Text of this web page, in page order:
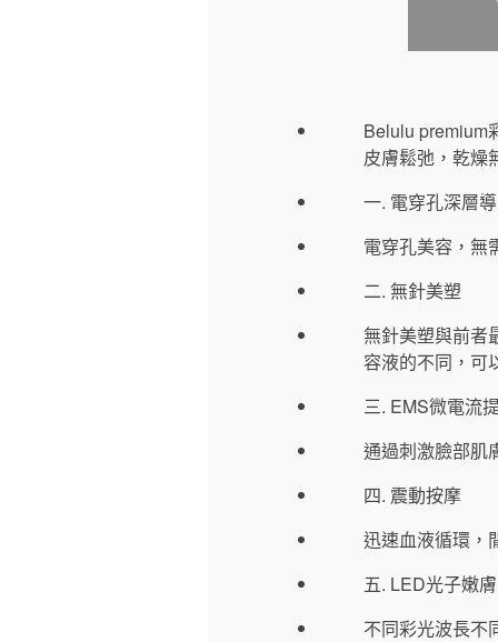
Belulu premium
皮膚鬆弛，乾燥
一. 電穿孔深層
電穿孔美容，無
二. 無針美塑
無針美塑與前者
容液的不同，可
三. EMS微電流
通過刺激臉部肌
四. 震動按摩
迅速血液循環，
五. LED光子嫩膚
不同彩光波長不